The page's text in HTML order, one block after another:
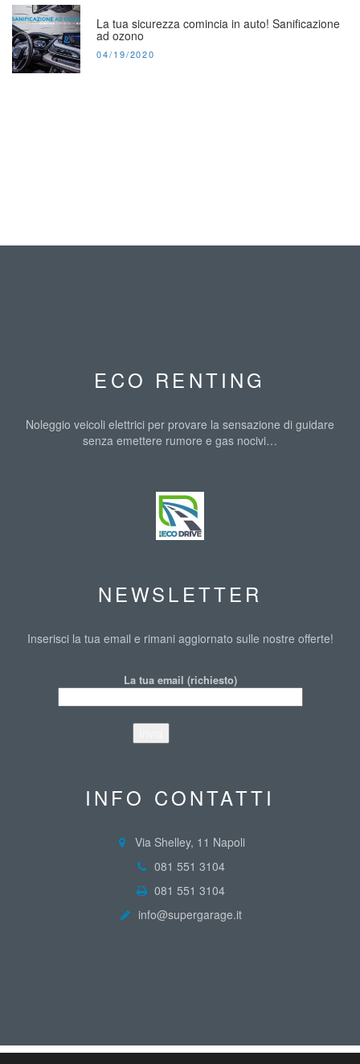
La tua sicurezza comincia in auto! Sanificazione
ad ozono
POSTED
04/19/2020
ECO RENTING
Noleggio veicoli elettrici per provare la sensazione di guidare
senza emettere rumore e gas nocivi…
NEWSLETTER
Inserisci la tua email e rimani aggiornato sulle nostre offerte!
La tua email (richiesto)
INFO CONTATTI
Via Shelley, 11 Napoli
081 551 3104
081 551 3104
info@supergarage.it